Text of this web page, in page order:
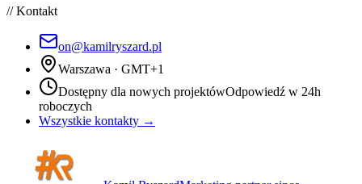
// Kontakt
on@kamilryszard.pl
Warszawa · GMT+1
Dostępny dla nowych projektówOdpowiedź w 24h
roboczych
Wszystkie kontakty →